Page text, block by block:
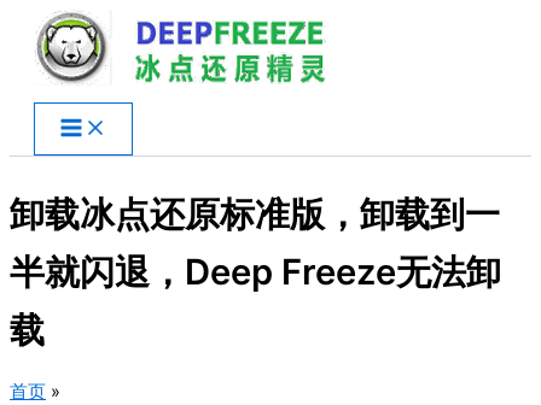
卸载冰点还原标准版，卸载到一
半就闪退，Deep Freeze无法卸
载
首页